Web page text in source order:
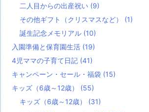
二人目からの出産祝い (9)
その他ギフト（クリスマスなど） (1)
誕生記念メモリアル (10)
入園準備と保育園生活 (19)
4児ママの子育て日記 (41)
キャンペーン・セール・福袋 (15)
キッズ（6歳～12歳） (55)
キッズ（6歳～12歳） (31)